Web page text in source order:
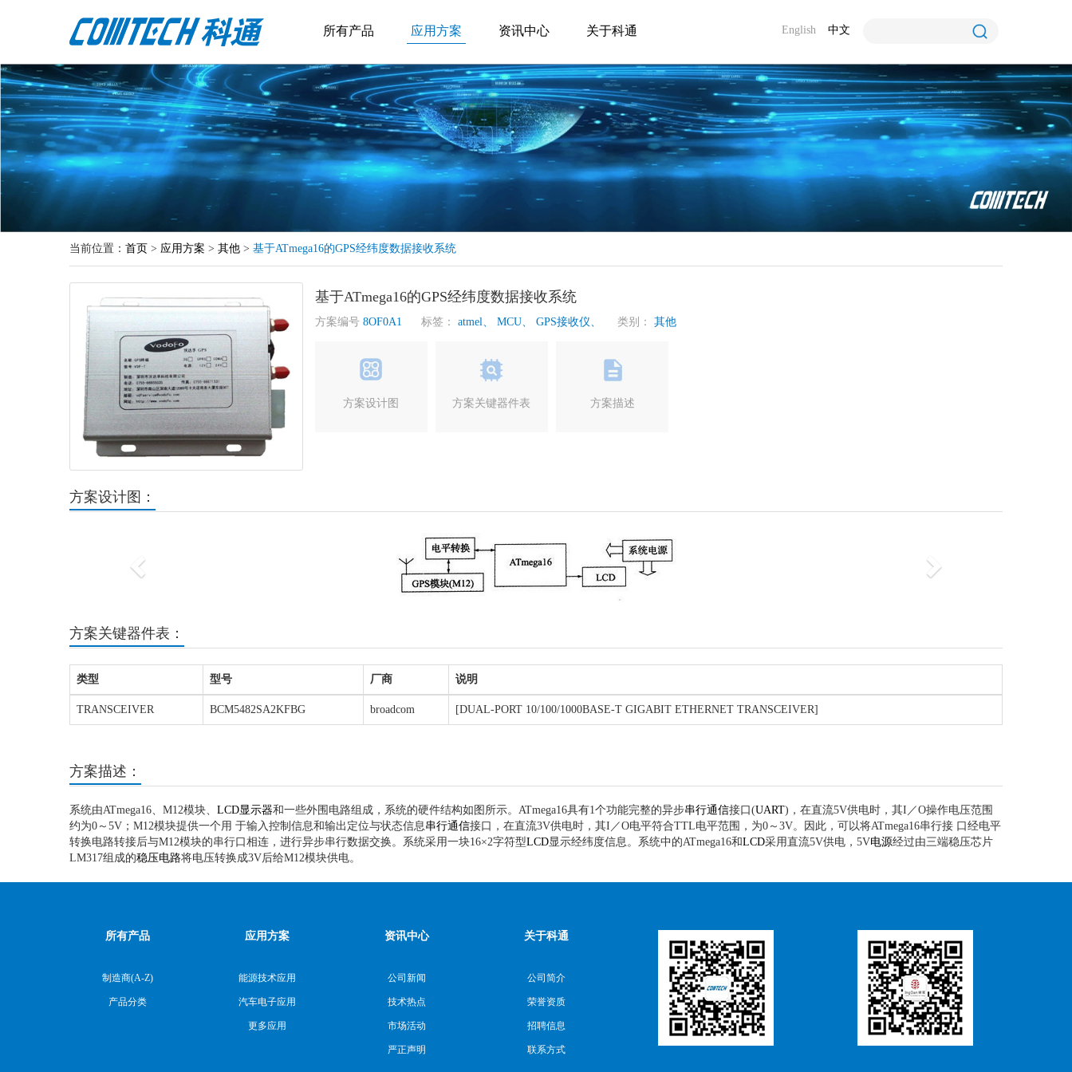
所有产品 应用方案 资讯中心 关于科通 English 中文
当前位置： 首页 > 应用方案 > 其他 > 基于ATmega16的GPS经纬度数据接收系统
基于ATmega16的GPS经纬度数据接收系统
方案编号 8OF0A1 标签： atmel、 MCU、 GPS接收仪、 类别： 其他
方案设计图 方案关键器件表 方案描述
方案设计图：
方案关键器件表：
类型 型号 厂商 说明
TRANSCEIVER BCM5482SA2KFBG broadcom [DUAL-PORT 10/100/1000BASE-T GIGABIT ETHERNET TRANSCEIVER]
方案描述：
系统由ATmega16、M12模块、 LCD显示器和一些外围电路组成，系统的硬件结构如图所示。ATmega16具有1个功能完整的异步串行通信接口(UART)，在直流5V供电时，其I／O操作电压范围
约为0～5V；M12模块提供一个用 于输入控制信息和输出定位与状态信息串行通信接口，在直流3V供电时，其I／O电平符合TTL电平范围，为0～3V。因此，可以将ATmega16串行接 口经电平
转换电路转接后与M12模块的串行口相连，进行异步串行数据交换。系统采用一块16×2字符型LCD显示经纬度信息。系统中的ATmega16和LCD采用直流5V供电，5V电源经过由三端稳压芯片
LM317组成的稳压电路将电压转换成3V后给M12模块供电。
所有产品
制造商(A-Z)
产品分类
应用方案
能源技术应用
汽车电子应用
更多应用
资讯中心
公司新闻
技术热点
市场活动
严正声明
关于科通
公司简介
荣誉资质
招聘信息
联系方式